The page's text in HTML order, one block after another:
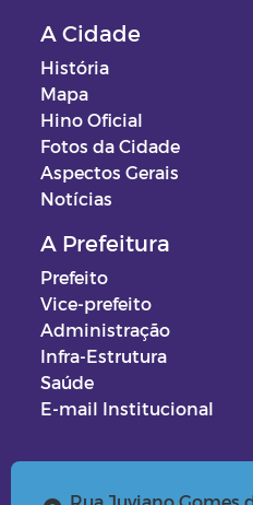
A Cidade
História
Mapa
Hino Oficial
Fotos da Cidade
Aspectos Gerais
Notícias
A Prefeitura
Prefeito
Vice-prefeito
Administração
Infra-Estrutura
Saúde
E-mail Institucional